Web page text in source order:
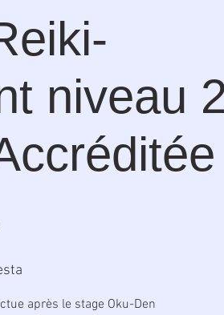
niveau
après le stage Oku-Den